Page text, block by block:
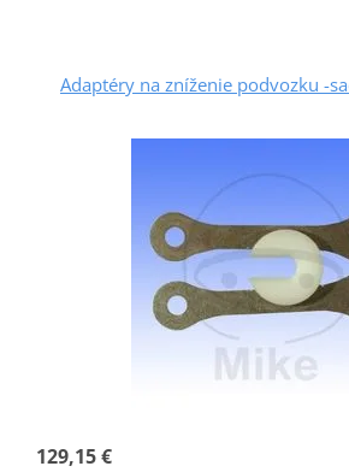
Adaptéry na zníženie podvozku -
129,15 €